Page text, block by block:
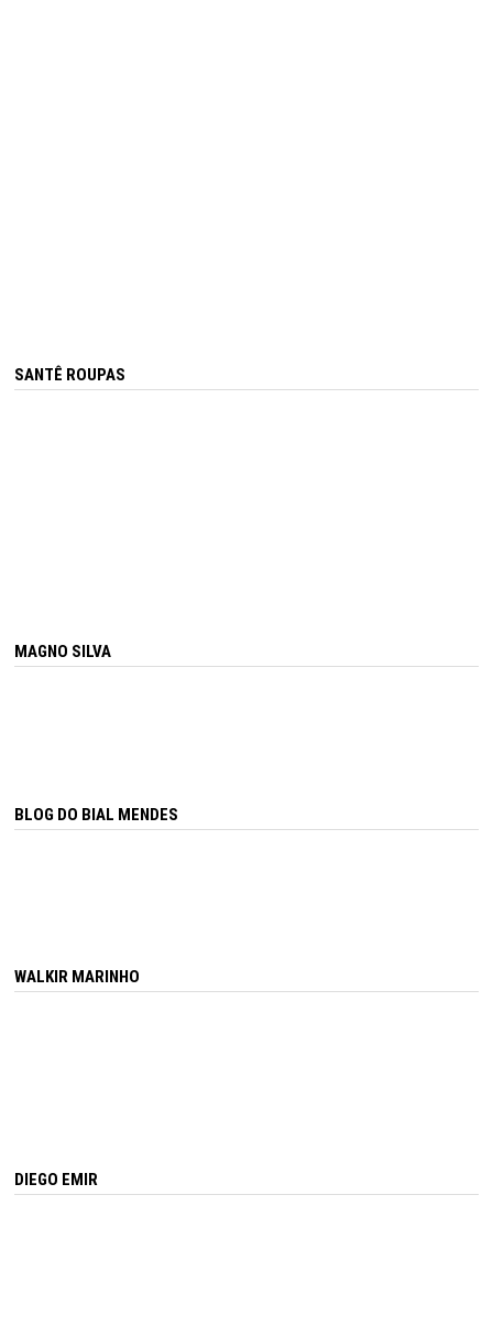
SANTÊ ROUPAS
MAGNO SILVA
BLOG DO BIAL MENDES
WALKIR MARINHO
DIEGO EMIR